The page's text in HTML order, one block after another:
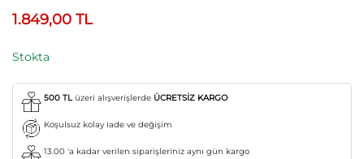
1.849,00 TL
Stokta
500 TL üzeri alışverişlerde ÜCRETSİZ KARGO
Koşulsuz kolay iade ve değişim
13.00 'a kadar verilen siparişleriniz aynı gün kargo